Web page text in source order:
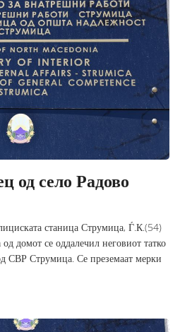
од село Радово
станица Струмица, Ѓ.К.(54)
домот се оддалечил неговиот татко
СВР Струмица. Се преземаат мерки